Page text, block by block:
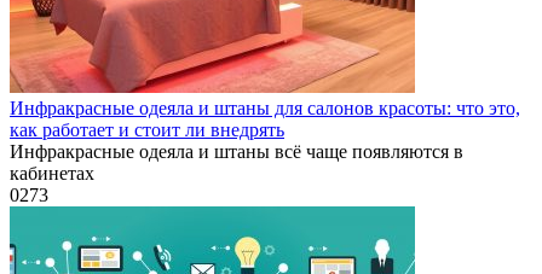
Инфракрасные одеяла и штаны для салонов красоты: что это,
как работает и стоит ли внедрять
Инфракрасные одеяла и штаны всё чаще появляются в
кабинетах
0273